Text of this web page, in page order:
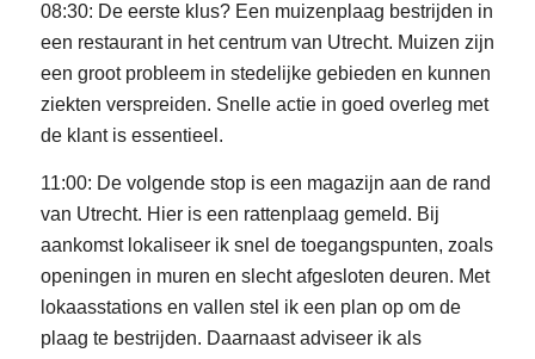
08:30: De eerste klus? Een muizenplaag bestrijden in
een restaurant in het centrum van Utrecht. Muizen zijn
een groot probleem in stedelijke gebieden en kunnen
ziekten verspreiden. Snelle actie in goed overleg met
de klant is essentieel.
11:00: De volgende stop is een magazijn aan de rand
van Utrecht. Hier is een rattenplaag gemeld. Bij
aankomst lokaliseer ik snel de toegangspunten, zoals
openingen in muren en slecht afgesloten deuren. Met
lokaasstations en vallen stel ik een plan op om de
plaag te bestrijden. Daarnaast adviseer ik als